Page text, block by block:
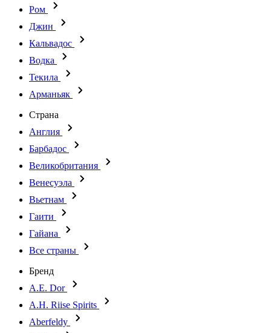
Ром
Джин
Кальвадос
Водка
Текила
Арманьяк
Страна
Англия
Барбадос
Великобритания
Венесуэла
Вьетнам
Гаити
Гайана
Все страны
Бренд
A.E. Dor
A.H. Riise Spirits
Aberfeldy